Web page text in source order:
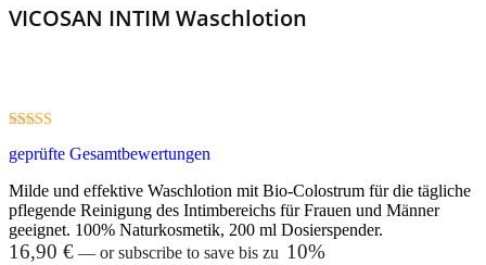
VICOSAN INTIM Waschlotion
out of 5
geprüfte Gesamtbewertungen
Milde und effektive Waschlotion mit Bio-Colostrum für die tägliche
pflegende Reinigung des Intimbereichs für Frauen und Männer
geeignet. 100% Naturkosmetik, 200 ml Dosierspender.
16,90 € — or subscribe to save bis zu 10%